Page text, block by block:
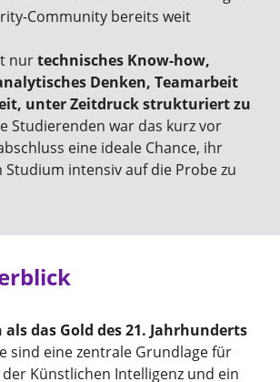
Community bereits weit
nurtechnisches Know-how,
Denken, Teamarbeit
unter Zeitdruck strukturiert zu
Studierenden war das kurz vor
eine ideale Chance, ihr
Studium intensiv auf die Probe zu
das Gold des 21. Jahrhunderts
sind eine zentrale Grundlage für
Künstlichen Intelligenz und ein